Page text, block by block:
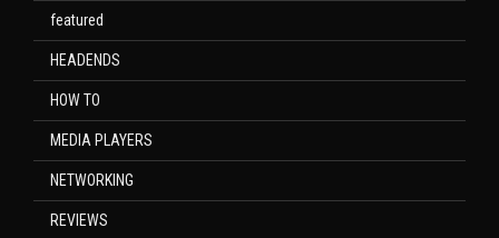
featured
HEADENDS
HOW TO
MEDIA PLAYERS
NETWORKING
REVIEWS